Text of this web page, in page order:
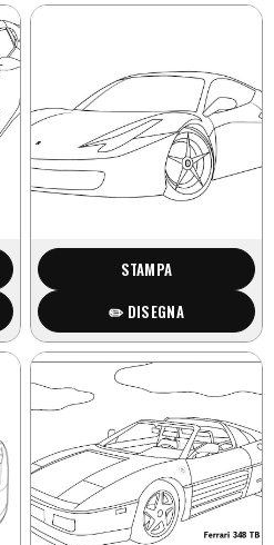
STAMPA
✏️ DISEGNA